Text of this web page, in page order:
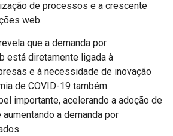
de processos e a crescente
web.
que a demanda por
está diretamente ligada à
e à necessidade de inovação
de COVID-19 também
importante, acelerando a adoção de
a demanda por